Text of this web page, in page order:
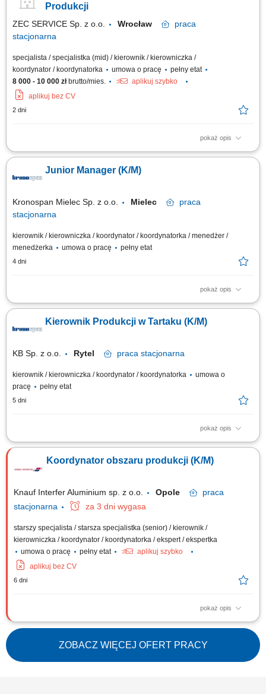
Kierownika wydziału; Nadzór nad jakością produktu, zarządzanie kartami
Produkcji
ZEC SERVICE Sp. z o.o. Wrocław
praca
stacjonarna
specjalista / specjalistka (mid) / kierownik / kierowniczka /
koordynator / koordynatorka
umowa o pracę
pełny etat
8 000 - 10 000 złbrutto/mies.
aplikuj szybko
aplikuj bez CV
2 dni
pokaż opis
Zarządzanie, motywowanie zespołu produkcyjnego i realizacja planów;
dokumentacji technicznej i optymalizacja pracy (5S, RCA) Monitorowanie
wskaźników produkcyjnych, raportowanie i reagowanie na odchylenia;
Junior Manager (K/M)
Kronospan Mielec Sp. z o.o. Mielec
praca
stacjonarna
kierownik / kierowniczka / koordynator / koordynatorka / menedżer /
menedżerka
umowa o pracę pełny etat
4 dni
pokaż opis
Zadania: wsparcie Kierownika Wydziału MDF lub Płyty wiórowe w
celów produkcyjnych, jakościowych i efektywnościowych, identyfikowanie
obszarów do poprawy i wdrażanie rozwiązań optymalizacyjnych,
Kierownik Produkcji w Tartaku (K/M)
KB Sp. z o.o. Rytel praca stacjonarna
kierownik / kierowniczka / koordynator / koordynatorka
umowa o
pracę
pełny etat
5 dni
pokaż opis
Twój zakres obowiązków: Nadzór nad prawidłową realizacją planów
terminowość, efektywność, jakość i bezpieczeństwo pracy na zmianie,
Wprowadzanie innowacyjności i optymalizacji produkcji pod kątem
Koordynator obszaru produkcji (K/M)
Knauf Interfer Aluminium sp. z o.o. Opole
praca
stacjonarna
za 3 dni wygasa
starszy specjalista / starsza specjalistka (senior) / kierownik /
kierowniczka / koordynator / koordynatorka / ekspert / ekspertka
umowa o pracę
pełny etat
aplikuj szybko
aplikuj bez CV
6 dni
pokaż opis
Kluczowe zadania: Zarządzanie zespołem ok. 30 pracowników (ocena
pracy, planowanie zasobów, rozwój pracowników, organizacja szkoleń).
Weryfikowanie harmonogramów produkcji. Nadzorowanie raportowania
produkcji w systemie SAP. Nadzór nad stanami produkcji w toku,
materiałami oraz wyrobami...
ZOBACZ WIĘCEJ OFERT PRACY